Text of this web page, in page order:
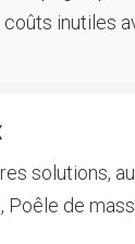
inutiles
solutions,
de masse